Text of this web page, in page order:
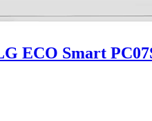
ECO Smart